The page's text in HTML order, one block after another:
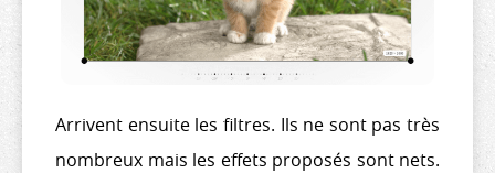
Arrivent ensuite les filtres. Ils ne sont pas très
nombreux mais les effets proposés sont nets.